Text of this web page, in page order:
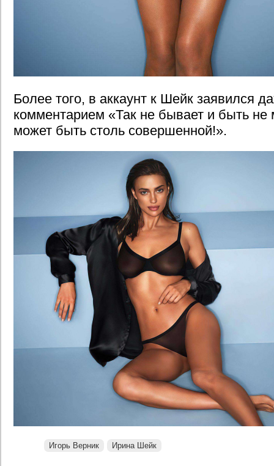
Более того, в аккаунт к Шейк заявился
комментарием «Так не бывает и быть
может быть столь совершенной!».
Игорь Верник Ирина Шейк